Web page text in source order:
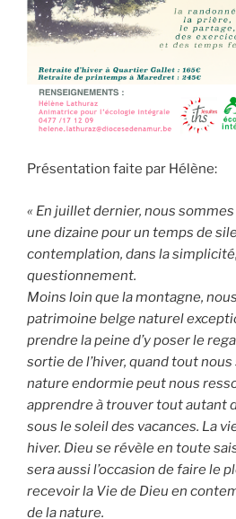
Présentation faite par Hélène:
« En juillet dernier, nous
une dizaine pour un temps de
contemplation, dans la
questionnement.
Moins loin que la montagne,
patrimoine belge naturel
prendre la peine d’y poser le
sortie de l’hiver, quand tout
nature endormie peut nous
apprendre à trouver tout autant
sous le soleil des vacances. La
hiver. Dieu se révèle en toute
sera aussi l’occasion de faire le
recevoir la Vie de Dieu en
de la nature.